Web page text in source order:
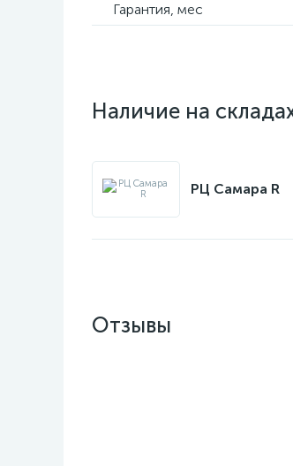
Гарантия, мес
Наличие на
РЦ Самара R
Отзывы